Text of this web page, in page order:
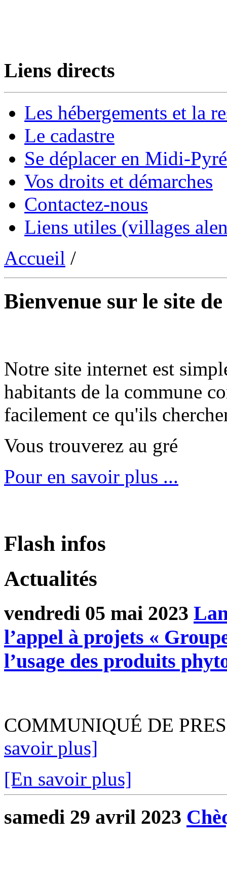
Liens directs
Les hébergements et la
Le cadastre
Se déplacer en Midi-
Vos droits et démarches
Contactez-nous
Liens utiles (villages
Accueil /
Bienvenue sur le site
Notre site internet est
habitants de la commune
facilement ce qu'ils
Vous trouverez au gré
Pour en savoir plus ...
Flash infos
Actualités
vendredi 05 mai 2023
l’appel à projets «
l’usage des produits
COMMUNIQUÉ DE
savoir plus]
[En savoir plus]
samedi 29 avril 2023